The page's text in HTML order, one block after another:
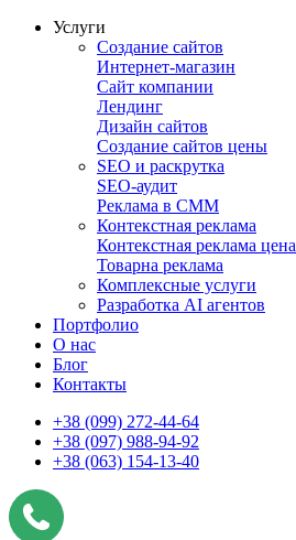
Услуги
Создание сайтов
Интернет-магазин
Сайт компании
Лендинг
Дизайн сайтов
Создание сайтов цены
SEO и раскрутка
SEO-аудит
Реклама в СММ
Контекстная реклама
Контекстная реклама цена
Товарна реклама
Комплексные услуги
Разработка AI агентов
Портфолио
О нас
Блог
Контакты
+38 (099) 272-44-64
+38 (097) 988-94-92
+38 (063) 154-13-40